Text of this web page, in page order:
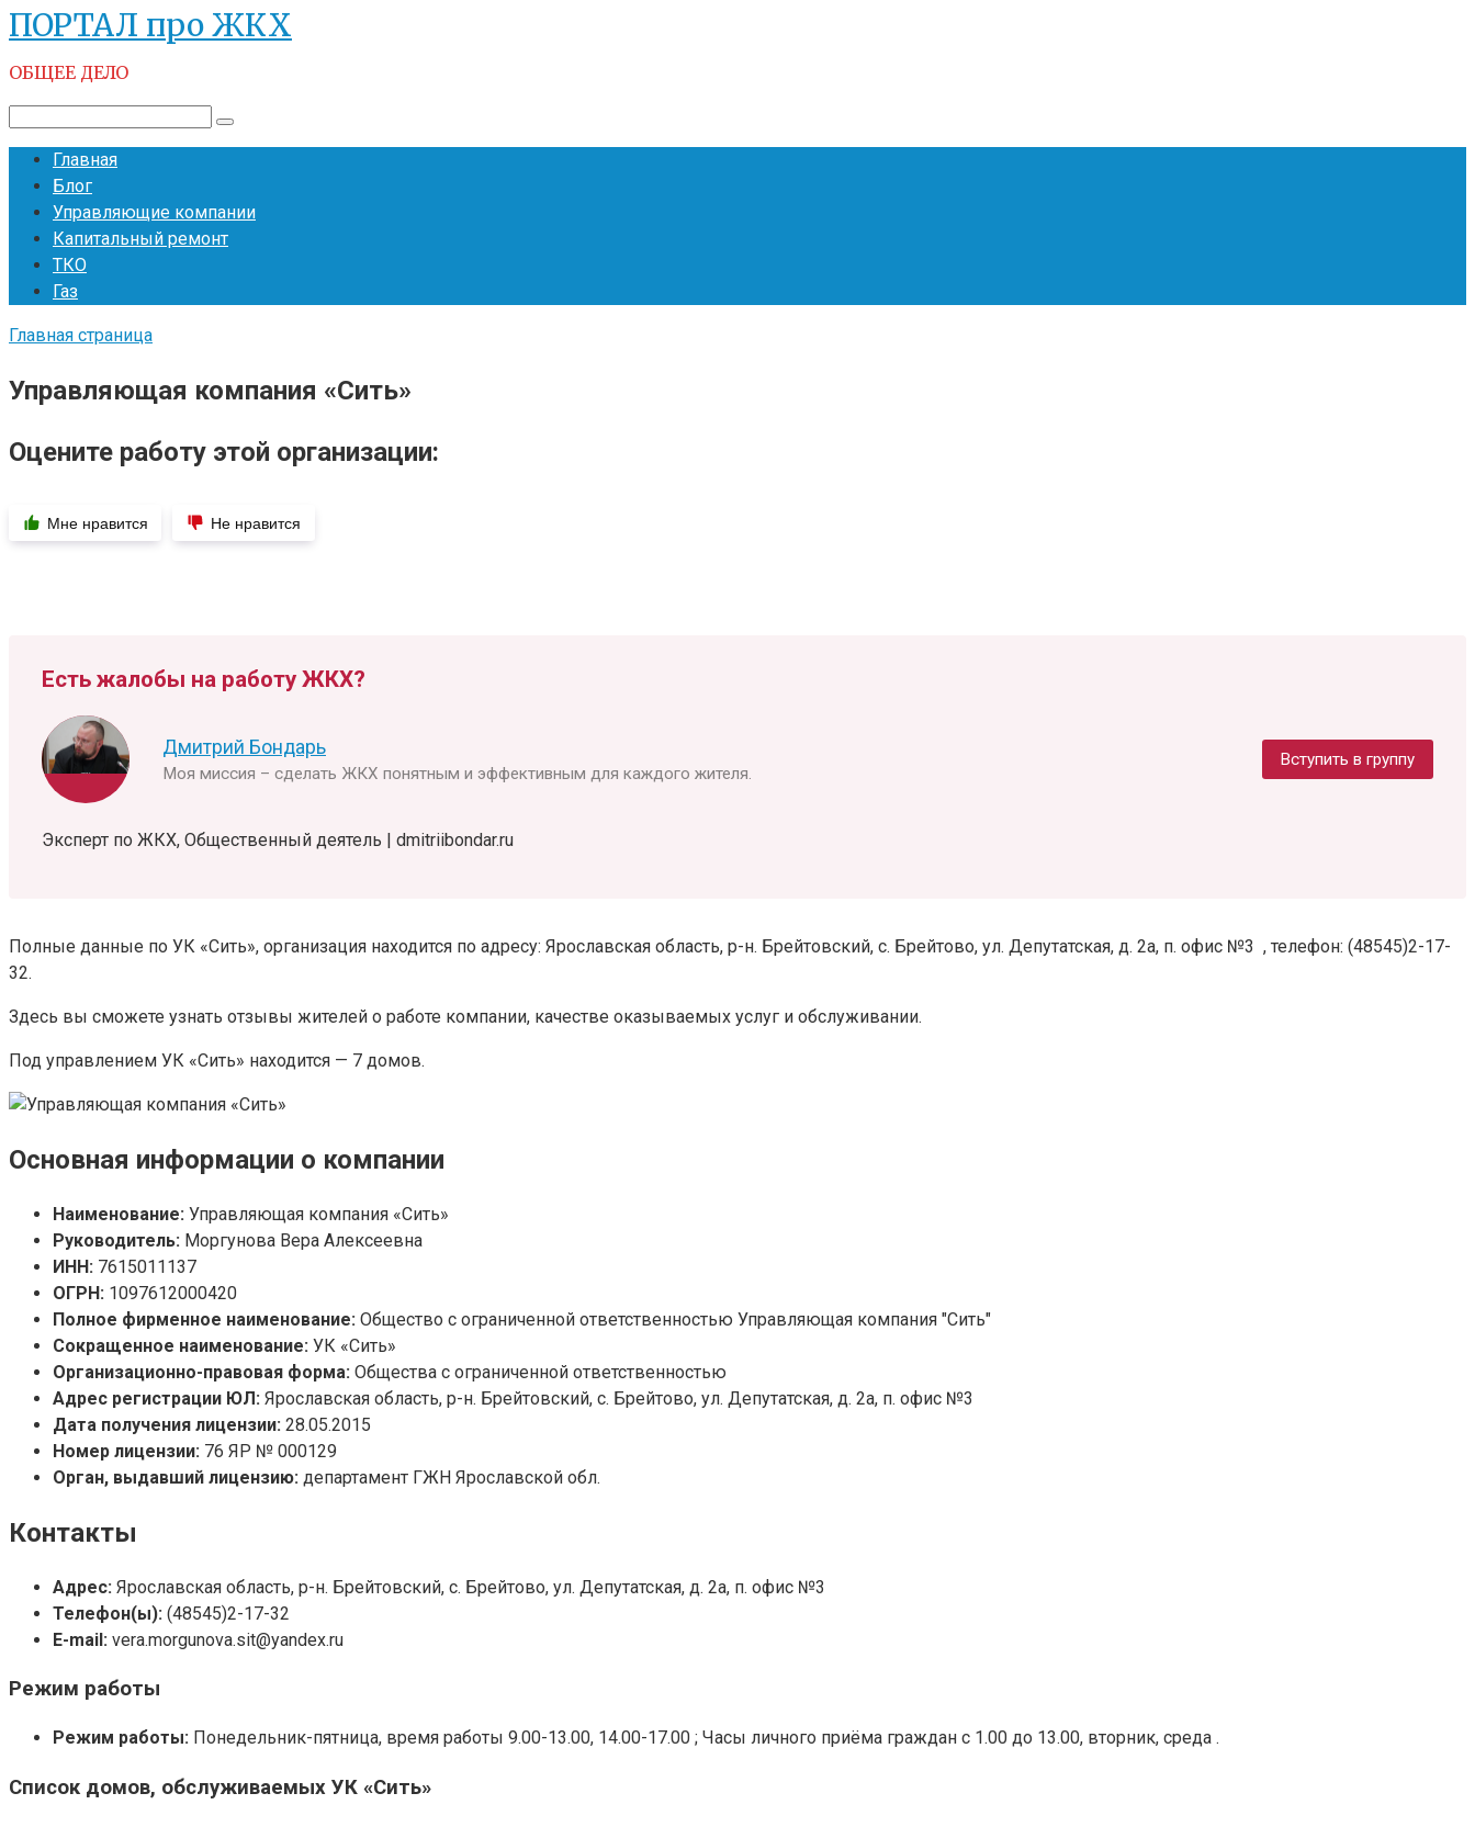
Перейти
к
контенту
ПОРТАЛ про ЖКХ
ОБЩЕЕ ДЕЛО
Главная
Блог
Управляющие компании
Капитальный ремонт
ТКО
Газ
Главная страница
Управляющая компания «Сить»
Оцените работу этой организации:
Мне нравится Не нравится
Есть жалобы на работу ЖКХ?
Дмитрий Бондарь
Моя миссия – сделать ЖКХ понятным и эффективным для каждого жителя.
Вступить в группу
Эксперт по ЖКХ, Общественный деятель | dmitriibondar.ru
Полные данные по УК «Сить», организация находится по адресу: Ярославская область, р-н. Брейтовский, с. Брейтово, ул. Депутатская, д. 2а, п. офис №3 , телефон: (48545)2-17-
32.
Здесь вы сможете узнать отзывы жителей о работе компании, качестве оказываемых услуг и обслуживании.
Под управлением УК «Сить» находится — 7 домов.
Основная информации о компании
Наименование: Управляющая компания «Сить»
Руководитель: Моргунова Вера Алексеевна
ИНН: 7615011137
ОГРН: 1097612000420
Полное фирменное наименование: Общество с ограниченной ответственностью Управляющая компания "Сить"
Сокращенное наименование: УК «Сить»
Организационно-правовая форма: Общества с ограниченной ответственностью
Адрес регистрации ЮЛ: Ярославская область, р-н. Брейтовский, с. Брейтово, ул. Депутатская, д. 2а, п. офис №3
Дата получения лицензии: 28.05.2015
Номер лицензии: 76 ЯР № 000129
Орган, выдавший лицензию: департамент ГЖН Ярославской обл.
Контакты
Адрес: Ярославская область, р-н. Брейтовский, с. Брейтово, ул. Депутатская, д. 2а, п. офис №3
Телефон(ы): (48545)2-17-32
E-mail: vera.morgunova.sit@yandex.ru
Режим работы
Режим работы: Понедельник-пятница, время работы 9.00-13.00, 14.00-17.00 ; Часы личного приёма граждан с 1.00 до 13.00, вторник, среда .
Список домов, обслуживаемых УК «Сить»